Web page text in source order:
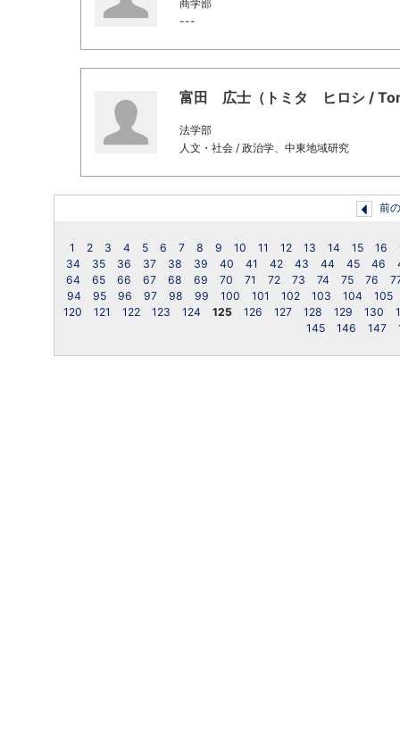
商学部
---
富田 広士（トミタ ヒロシ /
法学部
人文・社会 / 政治学、中東地域研究
前
1 2 3 4 5 6 7 8 9 10 11 12 13 14 15 16
34
35 36 37 38 39 40 41 42 43 44 45 46
64
65 66 67 68 69 70 71 72 73 74 75 76
94
95 96 97 98 99 100 101 102 103 104
105
120
121 122 123 124 125 126 127 128 129 130
145
146 147